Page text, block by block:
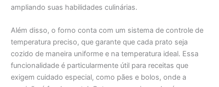
ampliando suas habilidades culinárias.
Além disso, o forno conta com um sistema de controle de
temperatura preciso, que garante que cada prato seja
cozido de maneira uniforme e na temperatura ideal. Essa
funcionalidade é particularmente útil para receitas que
exigem cuidado especial, como pães e bolos, onde a